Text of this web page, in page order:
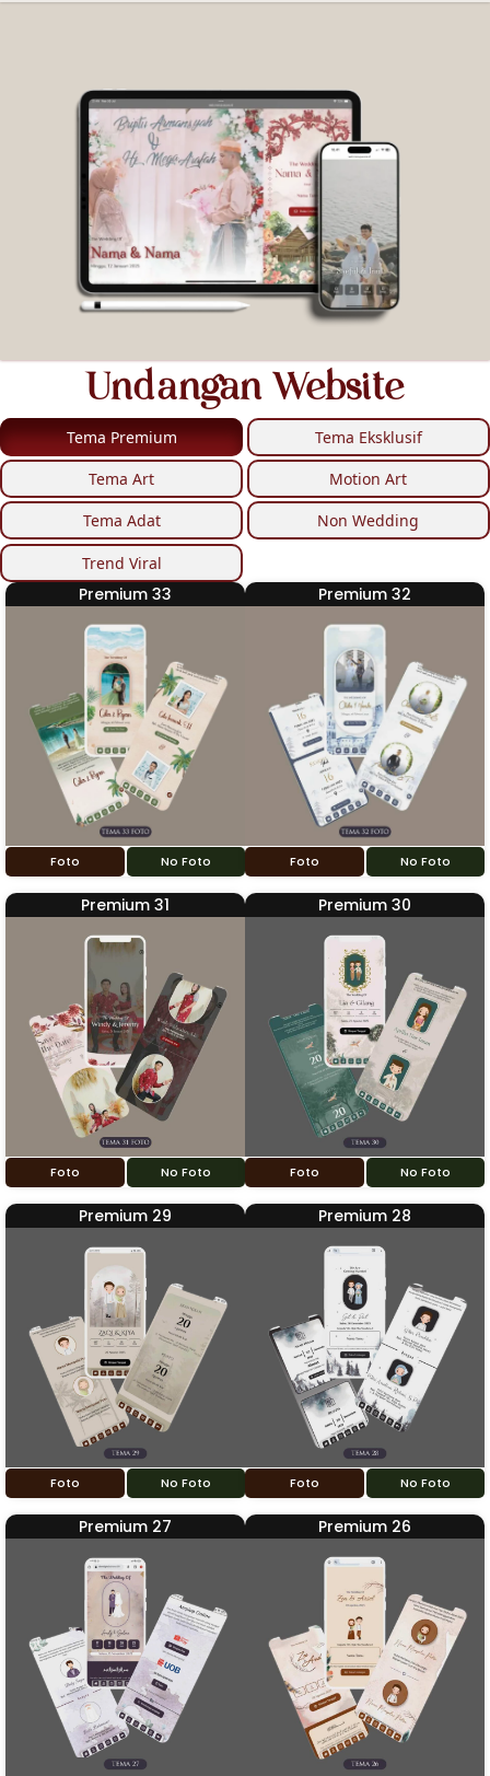
Undangan Website
Tema Premium Tema Eksklusif
Tema Art Motion Art
Tema Adat Non Wedding
Trend Viral
Premium 33
Foto No Foto
Premium 32
Foto No Foto
Premium 31
Foto No Foto
Premium 30
Foto No Foto
Premium 29
Foto No Foto
Premium 28
Foto No Foto
Premium 27 Premium 26